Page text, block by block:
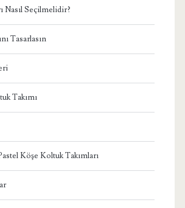
Nasıl Seçilmelidir?
Tasarlasın
Takımı
Köşe Koltuk Takımları